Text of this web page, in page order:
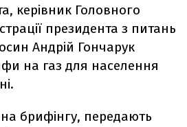
керівник Головного
президента з питань
Андрій Гончарук
на газ для населення
брифінгу, передають